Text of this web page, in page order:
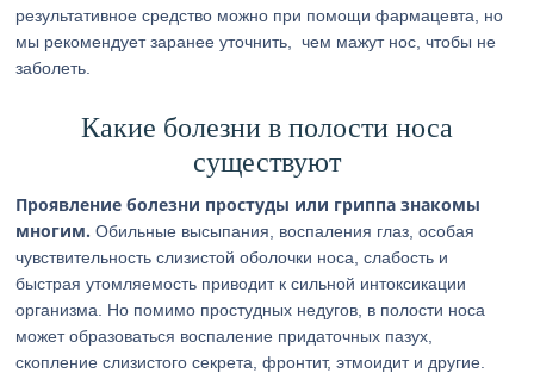
результативное средство можно при помощи фармацевта, но
мы рекомендует заранее уточнить, чем мажут нос, чтобы не
заболеть.
Какие болезни в полости носа
существуют
Проявление болезни простуды или гриппа знакомы
многим. Обильные высыпания, воспаления глаз, особая
чувствительность слизистой оболочки носа, слабость и
быстрая утомляемость приводит к сильной интоксикации
организма. Но помимо простудных недугов, в полости носа
может образоваться воспаление придаточных пазух,
скопление слизистого секрета, фронтит, этмоидит и другие.